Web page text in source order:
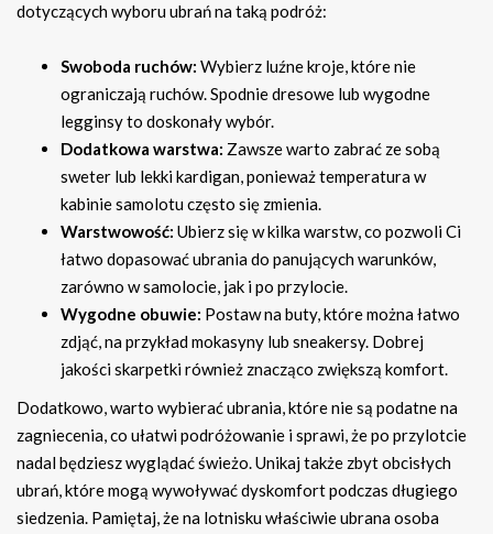
dotyczących wyboru ubrań na taką podróż:
Swoboda ruchów: Wybierz luźne kroje, które nie
ograniczają ruchów. Spodnie dresowe lub wygodne
legginsy to doskonały wybór.
Dodatkowa warstwa: Zawsze warto zabrać ze sobą
sweter lub lekki kardigan, ponieważ temperatura w
kabinie samolotu często się zmienia.
Warstwowość: Ubierz się w kilka warstw, co pozwoli Ci
łatwo dopasować ubrania do panujących warunków,
zarówno w samolocie, jak i po przylocie.
Wygodne obuwie: Postaw na buty, które można łatwo
zdjąć, na przykład mokasyny lub sneakersy. Dobrej
jakości skarpetki również znacząco zwiększą komfort.
Dodatkowo, warto wybierać ubrania, które nie są podatne na
zagniecenia, co ułatwi podróżowanie i sprawi, że po przylotcie
nadal będziesz wyglądać świeżo. Unikaj także zbyt obcisłych
ubrań, które mogą wywoływać dyskomfort podczas długiego
siedzenia. Pamiętaj, że na lotnisku właściwie ubrana osoba